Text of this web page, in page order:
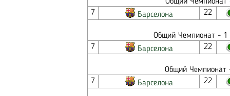
7
Барселона 22
Общий Чемпионат - 1
7
Барселона 22
Общий Чемпионат
7
Барселона 22